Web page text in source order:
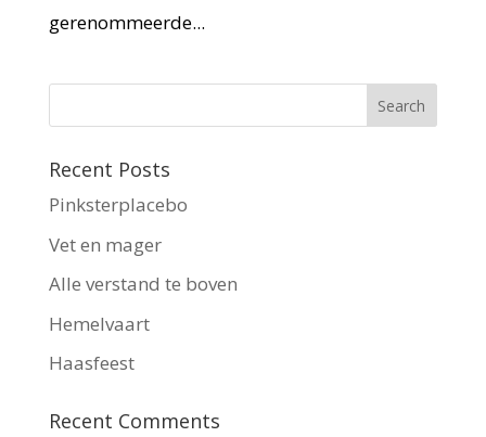
gerenommeerde...
Recent Posts
Pinksterplacebo
Vet en mager
Alle verstand te boven
Hemelvaart
Haasfeest
Recent Comments